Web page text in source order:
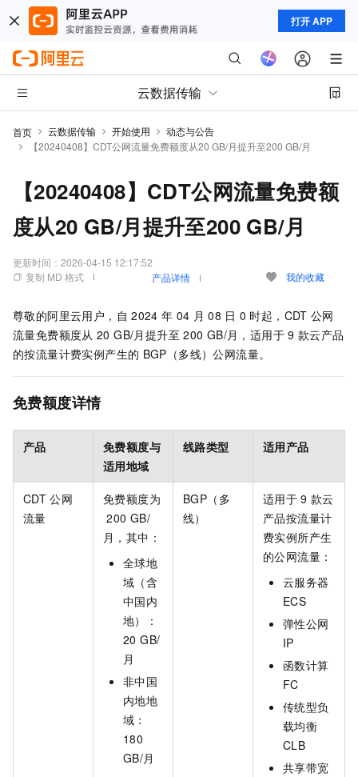
打开 APP
云数据传输
首页 云数据传输 开始使用
动态与公告
【20240408】CDT公网流量免费额度从20 GB/月提升至200 GB/月
【20240408】CDT公网流量免费额
度从20 GB/月提升至200 GB/月
更新时间： 2026-04-15 12:17:52
复制 MD 格式
产品详情 我的收藏
尊敬的阿里云用户，自 2024 年 04 月 08 日 0 时起，CDT 公网
流量免费额度从 20 GB/月提升至 200 GB/月，适用于 9 款云产品
的按流量计费实例产生的 BGP（多线）公网流量。
免费额度详情
产品
免费额度与
适用地域
线路类型 适用产品
CDT 公网
流量
免费额度为
200 GB/
月，其中：
全球地
域（含
中国内
地）：
20 GB/
月
非中国
内地地
域：
180
GB/月
BGP（多
线）
适用于 9 款云
产品按流量计
费实例所产生
的公网流量：
云服务器
ECS
弹性公网
IP
函数计算
FC
传统型负
载均衡
CLB
共享带宽